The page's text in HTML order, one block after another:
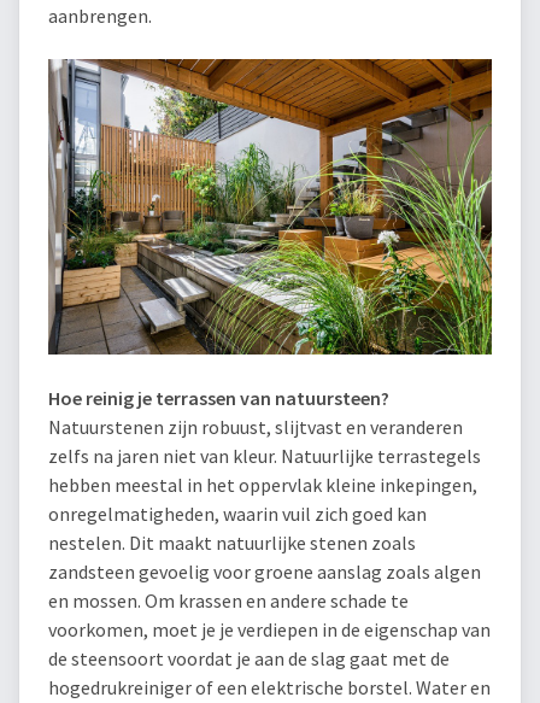
aanbrengen.
Hoe reinig je terrassen van natuursteen?
Natuurstenen zijn robuust, slijtvast en veranderen
zelfs na jaren niet van kleur. Natuurlijke terrastegels
hebben meestal in het oppervlak kleine inkepingen,
onregelmatigheden, waarin vuil zich goed kan
nestelen. Dit maakt natuurlijke stenen zoals
zandsteen gevoelig voor groene aanslag zoals algen
en mossen. Om krassen en andere schade te
voorkomen, moet je je verdiepen in de eigenschap van
de steensoort voordat je aan de slag gaat met de
hogedrukreiniger of een elektrische borstel. Water en